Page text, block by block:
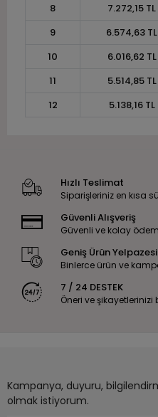
8
7.272,15 TL
9
6.574,63 TL
10
6.016,62 TL
11
5.514,85 TL
12
5.138,16 TL
Hızlı Teslimat
Siparişleriniz en kısa
Güvenli Alışveriş
Güvenli ve kolay
Geniş Ürün Yelpazesi
Binlerce ürün ve
7 / 24 DESTEK
Öneri ve şikayetlerinizi
Kampanya, duyuru,
olmak istiyorum.